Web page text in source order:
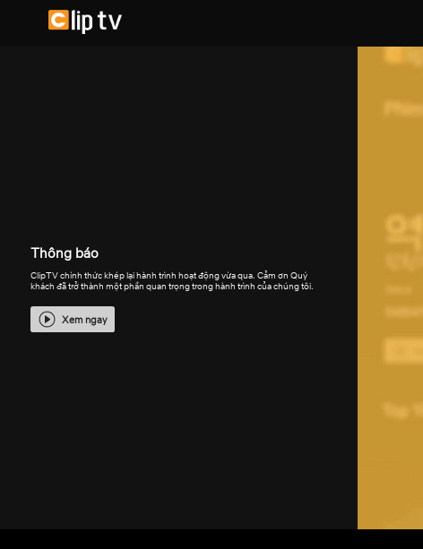
Thông báo
ClipTV chính thức khép lại hành trình hoạt động vừa qua. Cảm ơn Quý
khách đã trở thành một phần quan trọng trong hành trình của chúng tôi.
Xem ngay